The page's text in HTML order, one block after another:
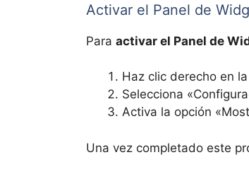
Activar el Panel de
Para activar el Panel de
Haz clic derecho en
Selecciona
Activa la opción
Una vez completado este